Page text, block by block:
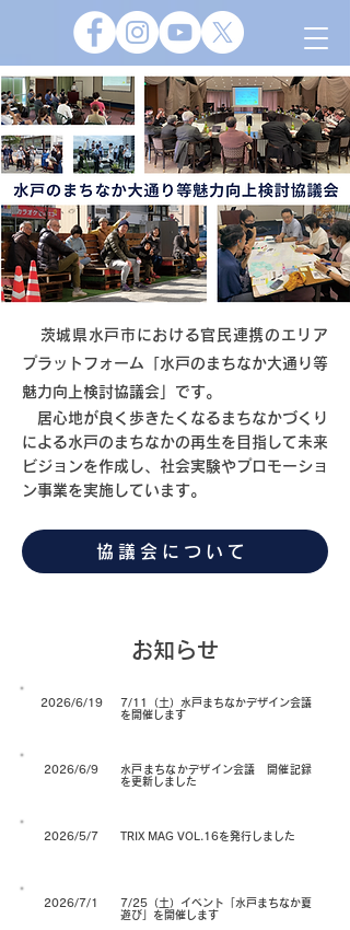
茨城県水戸市における官民連携のエリア
プラットフォーム「水戸のまちなか大通り等
魅力向上検討協議会」です。
​ 居心地が良く歩きたくなるまちなかづくり
による水戸のまちなかの再生を目指して未来
ビジョンを作成し、社会実験やプロモーショ
ン事業を実施しています。
協議会について
​お知らせ
2026/6/19
7/11（土）水戸まちなかデザイン会議
を開催します
2026/6/9
水戸まちなかデザイン会議 開催記録
を更新しました
2026/5/7 TRIX MAG VOL.16を発行しました
2026/7/1
7/25（土）イベント「水戸まちなか夏
遊び」を開催します